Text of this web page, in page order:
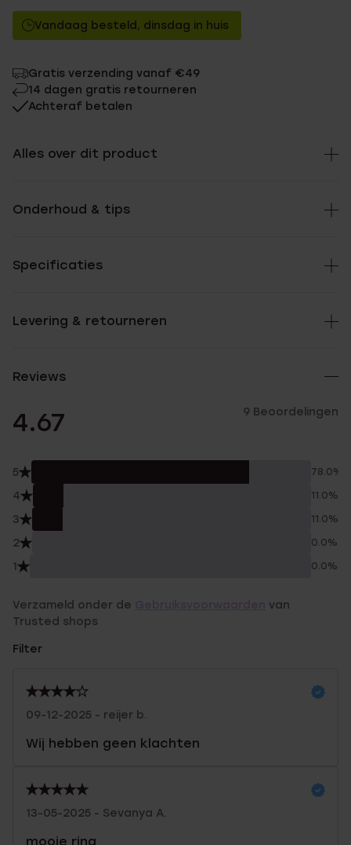
Vandaag besteld, dinsdag in huis
Gratis verzending vanaf €49
14 dagen gratis retourneren
Achteraf betalen
Alles over dit product
Onderhoud & tips
Specificaties
Levering & retourneren
Reviews
4.67 9 Beoordelingen
5 78.0%
4 11.0%
3 11.0%
2 0.0%
1 0.0%
Verzameld onder de
van
Trusted shops
Filter
09-12-2025 - reijer b.
Wij hebben geen klachten
13-05-2025 - Sevanya A.
mooie ring